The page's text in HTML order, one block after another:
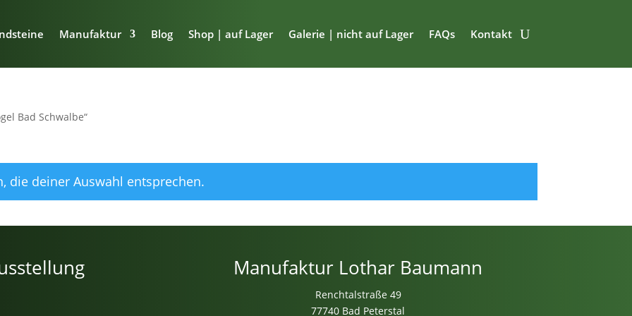
Manufaktur Blog Shop | auf Lager Galerie | nicht auf Lager FAQs Kontakt
Bad Schwalbe“
die deiner Auswahl entsprechen.
Manufaktur Lothar Baumann
Renchtalstraße 49
77740 Bad Peterstal